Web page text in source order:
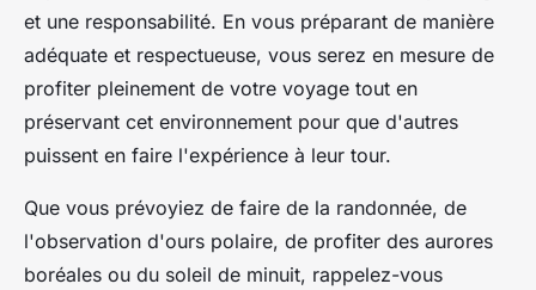
et une responsabilité. En vous préparant de manière
adéquate et respectueuse, vous serez en mesure de
profiter pleinement de votre voyage tout en
préservant cet environnement pour que d'autres
puissent en faire l'expérience à leur tour.
Que vous prévoyiez de faire de la randonnée, de
l'observation d'ours polaire, de profiter des aurores
boréales ou du soleil de minuit, rappelez-vous